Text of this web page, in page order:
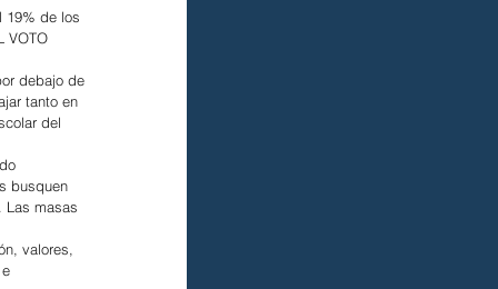
19% de los
VOTO
debajo de
tanto en
del
busquen
Las masas
valores,